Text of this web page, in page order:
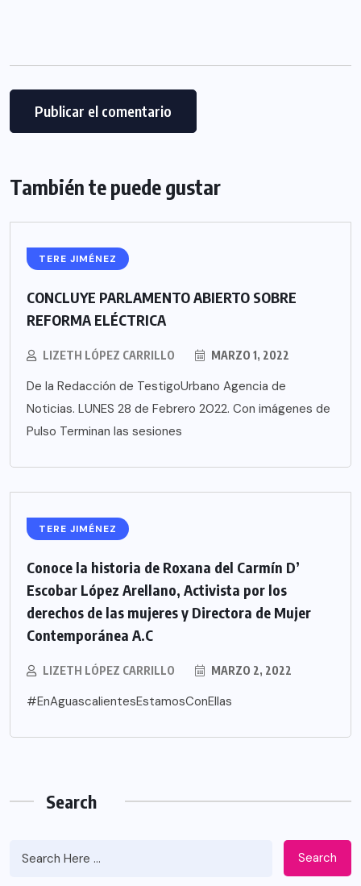
También te puede gustar
TERE JIMÉNEZ
CONCLUYE PARLAMENTO ABIERTO SOBRE
REFORMA ELÉCTRICA
LIZETH LÓPEZ CARRILLO MARZO 1, 2022
De la Redacción de TestigoUrbano Agencia de
Noticias. LUNES 28 de Febrero 2022. Con imágenes de
Pulso Terminan las sesiones
TERE JIMÉNEZ
Conoce la historia de Roxana del Carmín D’
Escobar López Arellano, Activista por los
derechos de las mujeres y Directora de Mujer
Contemporánea A.C
LIZETH LÓPEZ CARRILLO MARZO 2, 2022
#EnAguascalientesEstamosConEllas
Search
Search